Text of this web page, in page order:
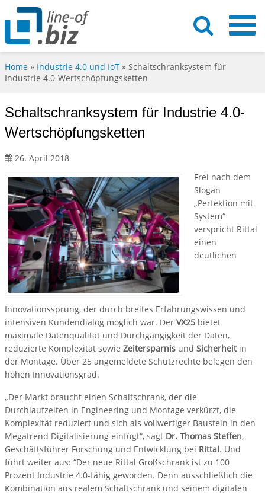
Home » Industrie 4.0 und IoT » Schaltschranksystem für
Industrie 4.0-Wertschöpfungsketten
Schaltschranksystem für Industrie 4.0-
Wertschöpfungsketten
26. April 2018
Frei nach dem
Slogan
„Perfektion mit
System“
verspricht Rittal
einen
deutlichen
Innovationssprung, der durch breites Erfahrungswissen und
intensiven Kundendialog möglich war. Der VX25 bietet
maximale Datenqualität und Durchgängigkeit der Daten,
reduzierte Komplexität sowie Zeitersparnis und Sicherheit in
der Montage. Über 25 angemeldete Schutzrechte belegen den
hohen Innovationsgrad.
„Der Markt braucht einen Schaltschrank, der die
Durchlaufzeiten in Engineering und Montage verkürzt, die
Komplexität reduziert und sich als vollwertiger Baustein in den
Megatrend Digitalisierung einfügt“, sagt Dr. Thomas Steffen,
Geschäftsführer Forschung und Entwicklung bei Rittal. Und
führt weiter aus: “Der neue Rittal Großschrank ist zu 100
Prozent Industrie 4.0-fähig geworden. Denn ausschließlich die
Kombination aus realem Schaltschrank und seinem digitalen